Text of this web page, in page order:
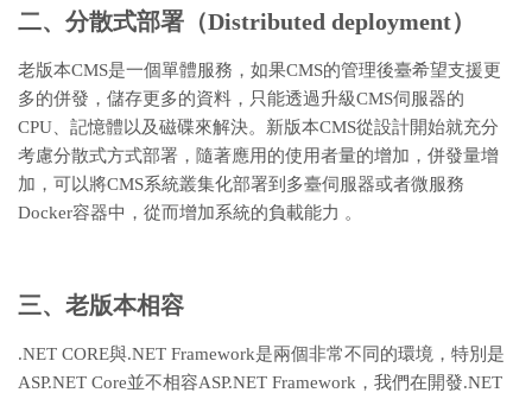
二、分散式部署（Distributed deployment）
老版本CMS是一個單體服務，如果CMS的管理後臺希望支援更
多的併發，儲存更多的資料，只能透過升級CMS伺服器的
CPU、記憶體以及磁碟來解決。新版本CMS從設計開始就充分
考慮分散式方式部署，隨著應用的使用者量的增加，併發量增
加，可以將CMS系統叢集化部署到多臺伺服器或者微服務
Docker容器中，從而增加系統的負載能力 。
三、老版本相容
.NET CORE與.NET Framework是兩個非常不同的環境，特別是
ASP.NET Core並不相容ASP.NET Framework，我們在開發.NET